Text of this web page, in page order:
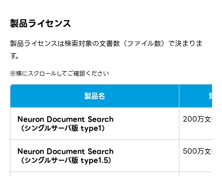
製品ライセンス
製品ライセンスは検索対象の文書数（ファイル数）で決まりま
す。
※横にスクロールしてご確認ください
製品名 対
Neuron Document Search
（シングルサーバ版 type1）
200万文書
Neuron Document Search
（シングルサーバ版 type1.5）
500万文書